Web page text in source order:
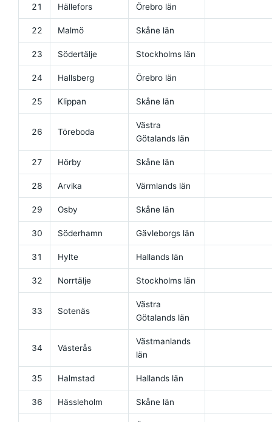
21 Hällefors Örebro län
22 Malmö Skåne län
23 Södertälje Stockholms län
24 Hallsberg Örebro län
25 Klippan Skåne län
26 Töreboda
Västra
Götalands län
27 Hörby Skåne län
28 Arvika Värmlands län
29 Osby Skåne län
30 Söderhamn Gävleborgs län
31 Hylte Hallands län
32 Norrtälje Stockholms län
33 Sotenäs
Västra
Götalands län
34 Västerås
Västmanlands
län
35 Halmstad Hallands län
36 Hässleholm Skåne län